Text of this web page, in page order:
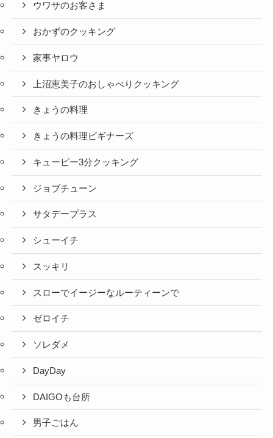
ウワサのお客さま
おかずのクッキング
家事ヤロウ
上沼恵美子のおしゃべりクッキング
きょうの料理
きょうの料理ビギナーズ
キューピー3分クッキング
ジョブチューン
サタデープラス
シューイチ
スッキリ
スローでイージーなルーティーンで
ゼロイチ
ソレダメ
DayDay
DAIGOも台所
男子ごはん